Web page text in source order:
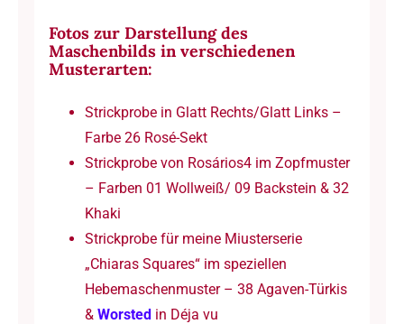
Fotos zur Darstellung des
Maschenbilds in verschiedenen
Musterarten:
Strickprobe in Glatt Rechts/Glatt Links –
Farbe 26 Rosé-Sekt
Strickprobe von Rosários4 im Zopfmuster
– Farben 01 Wollweiß/ 09 Backstein & 32
Khaki
Strickprobe für meine Miusterserie
„Chiaras Squares“ im speziellen
Hebemaschenmuster – 38 Agaven-Türkis
& Worstedin Déja vu